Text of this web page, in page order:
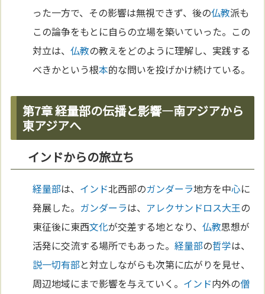
った一方で、その影響は無視できず、後の仏教派も
この論争をもとに自らの立場を築いていった。この
対立は、仏教の教えをどのように理解し、実践する
べきかという根本的な問いを投げかけ続けている。
第7章 経量部の伝播と影響―南アジアから
東アジアへ
インドからの旅立ち
経量部は、 インド北西部のガンダーラ地方を中心に
発展した。 ガンダーラは、 アレクサンドロス大王の
東征後に東西文化が交差する地となり、仏教思想が
活発に交流する場所でもあった。経量部の哲学は、
説一切有部と対立しながらも次第に広がりを見せ、
周辺地域にまで影響を与えていく。 インド内外の僧